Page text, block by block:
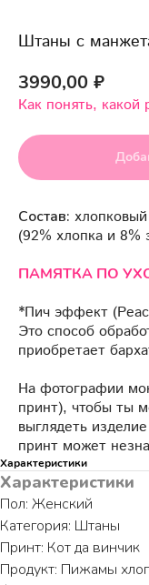
Штаны с
3990,00 ₽
Как понять,
Состав:
(92% хлопка и 8%
ПАМЯТКА ПО
*Пич эффект
Это способ
приобретает
На фотографии
принт), чтобы ты
выглядеть
принт может
Характеристики
Характеристики
Пол: Женский
Категория: Штаны
Принт: Кот да винчик
Продукт: Пижамы
ПО ВОПРОСАМ
ТОЛЬКО В ТЕЛЕГРАМ
TELEGRAM